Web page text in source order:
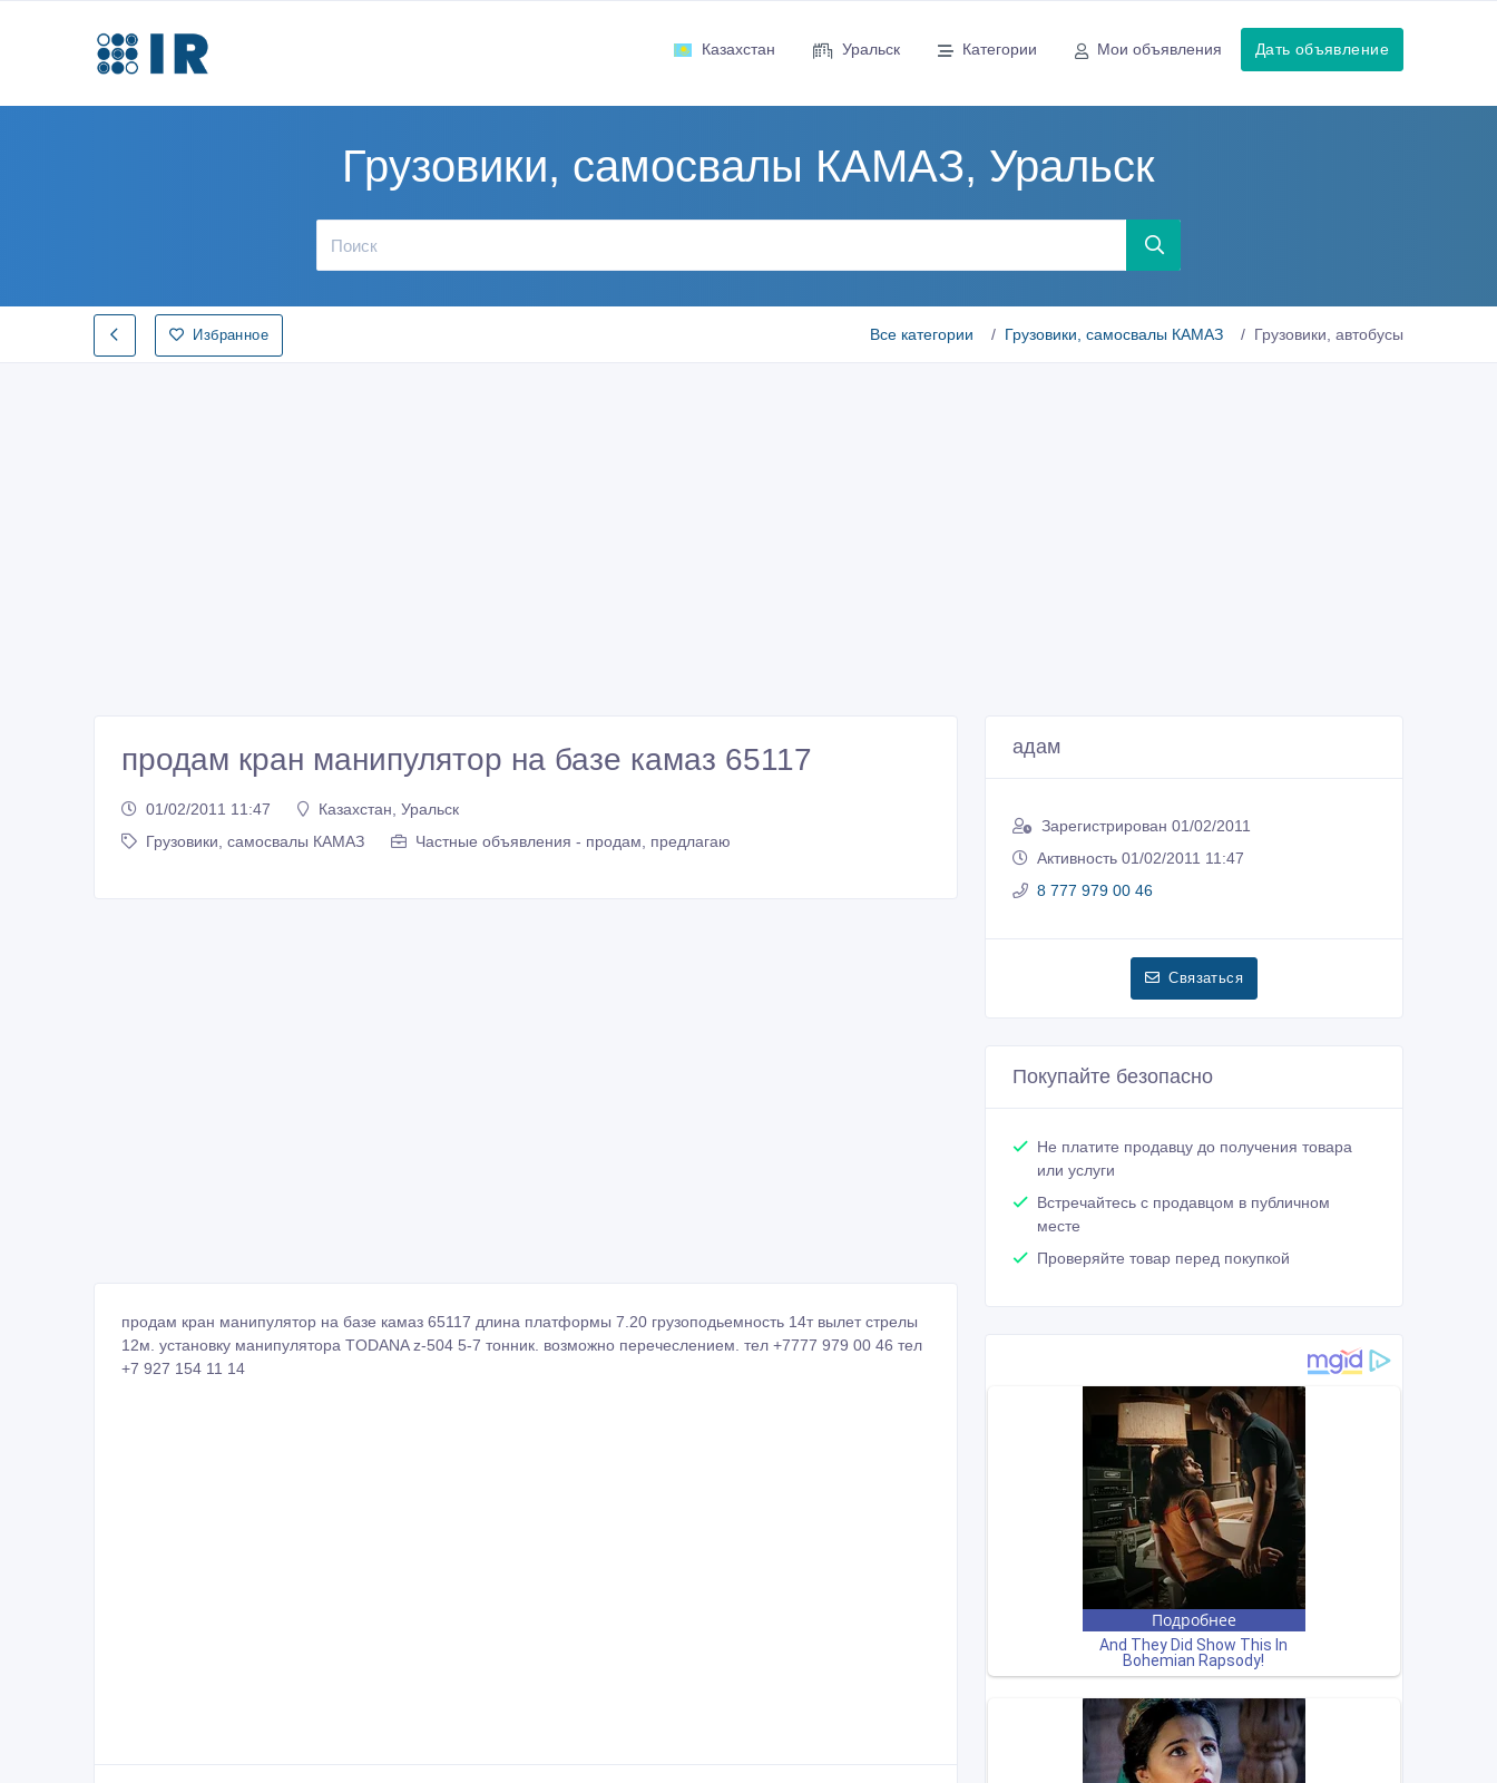
Казахстан Уральск Категории Мои объявления Дать объявление
Грузовики, самосвалы КАМАЗ, Уральск
Избранное Все категории Грузовики, самосвалы КАМАЗ Грузовики, автобусы
продам кран манипулятор на базе камаз 65117
01/02/2011 11:47
Казахстан, Уральск
Грузовики, самосвалы КАМАЗ
Частные объявления - продам, предлагаю
продам кран манипулятор на базе камаз 65117 длина платформы 7.20 грузоподьемность 14т вылет стрелы
12м. установку манипулятора TODANA z-504 5-7 тонник. возможно перечеслением. тел +7777 979 00 46 тел
+7 927 154 11 14
адам
Зарегистрирован 01/02/2011
Активность 01/02/2011 11:47
8 777 979 00 46
Связаться
Покупайте безопасно
Не платите продавцу до получения товара
или услуги
Встречайтесь с продавцом в публичном
месте
Проверяйте товар перед покупкой